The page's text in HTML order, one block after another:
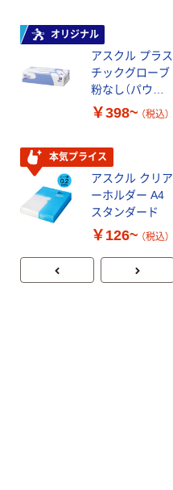
証
オリジナル
アスクル プラス
チックグローブ
粉なし（パウダ
ーフリー）
￥398~ （税込）
本気プライス
アスクル クリア
ーホルダー A4
スタンダード
￥126~ （税込）